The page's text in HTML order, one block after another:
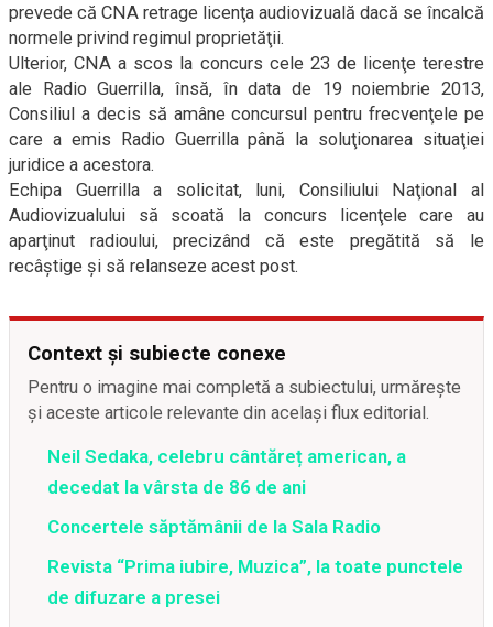
prevede că CNA retrage licenţa audiovizuală dacă se încalcă
normele privind regimul proprietăţii.
Ulterior, CNA a scos la concurs cele 23 de licenţe terestre
ale Radio Guerrilla, însă, în data de 19 noiembrie 2013,
Consiliul a decis să amâne concursul pentru frecvenţele pe
care a emis Radio Guerrilla până la soluţionarea situaţiei
juridice a acestora.
Echipa Guerrilla a solicitat, luni, Consiliului Naţional al
Audiovizualului să scoată la concurs licenţele care au
aparţinut radioului, precizând că este pregătită să le
recâştige şi să relanseze acest post.
Context și subiecte conexe
Pentru o imagine mai completă a subiectului, urmărește
și aceste articole relevante din același flux editorial.
Neil Sedaka, celebru cântăreț american, a
decedat la vârsta de 86 de ani
Concertele săptămânii de la Sala Radio
Revista “Prima iubire, Muzica”, la toate punctele
de difuzare a presei